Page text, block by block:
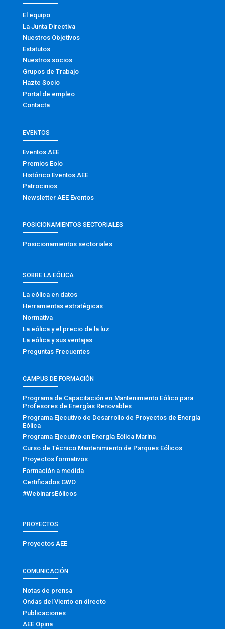
El equipo
La Junta Directiva
Nuestros Objetivos
Estatutos
Nuestros socios
Grupos de Trabajo
Hazte Socio
Portal de empleo
Contacta
EVENTOS
Eventos AEE
Premios Eolo
Histórico Eventos AEE
Patrocinios
Newsletter AEE Eventos
POSICIONAMIENTOS SECTORIALES
Posicionamientos sectoriales
SOBRE LA EÓLICA
La eólica en datos
Herramientas estratégicas
Normativa
La eólica y el precio de la luz
La eólica y sus ventajas
Preguntas Frecuentes
CAMPUS DE FORMACIÓN
Programa de Capacitación en Mantenimiento Eólico para
Profesores de Energías Renovables
Programa Ejecutivo de Desarrollo de Proyectos de Energía
Eólica
Programa Ejecutivo en Energía Eólica Marina
Curso de Técnico Mantenimiento de Parques Eólicos
Proyectos formativos
Formación a medida
Certificados GWO
#WebinarsEólicos
PROYECTOS
Proyectos AEE
COMUNICACIÓN
Notas de prensa
Ondas del Viento en directo
Publicaciones
AEE Opina